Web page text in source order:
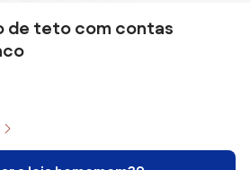
de teto com contas